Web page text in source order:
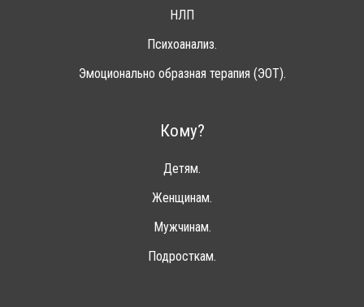
НЛП
Психоанализ.
Эмоционально образная терапия (ЭОТ).
Кому?
Детям.
Женщинам.
Мужчинам.
Подросткам.